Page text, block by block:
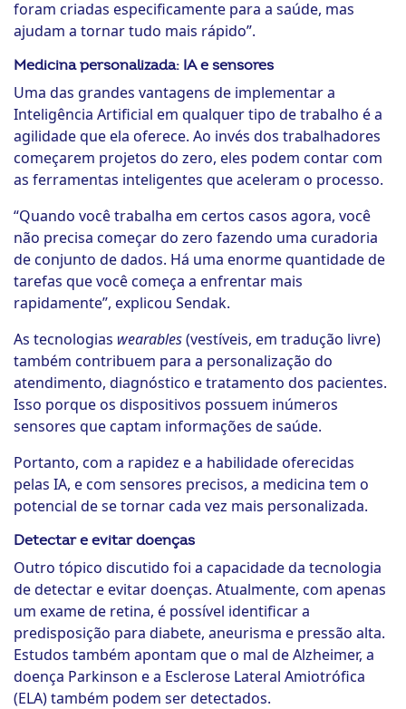
foram criadas especificamente para a saúde, mas
ajudam a tornar tudo mais rápido”.
Medicina personalizada: IA e sensores
Uma das grandes vantagens de implementar a
Inteligência Artificial em qualquer tipo de trabalho é a
agilidade que ela oferece. Ao invés dos trabalhadores
começarem projetos do zero, eles podem contar com
as ferramentas inteligentes que aceleram o processo.
“Quando você trabalha em certos casos agora, você
não precisa começar do zero fazendo uma curadoria
de conjunto de dados. Há uma enorme quantidade de
tarefas que você começa a enfrentar mais
rapidamente”, explicou Sendak.
As tecnologias wearables(vestíveis, em tradução livre)
também contribuem para a personalização do
atendimento, diagnóstico e tratamento dos pacientes.
Isso porque os dispositivos possuem inúmeros
sensores que captam informações de saúde.
Portanto, com a rapidez e a habilidade oferecidas
pelas IA, e com sensores precisos, a medicina tem o
potencial de se tornar cada vez mais personalizada.
Detectar e evitar doenças
Outro tópico discutido foi a capacidade da tecnologia
de detectar e evitar doenças. Atualmente, com apenas
um exame de retina, é possível identificar a
predisposição para diabete, aneurisma e pressão alta.
Estudos também apontam que o mal de Alzheimer, a
doença Parkinson e a Esclerose Lateral Amiotrófica
(ELA) também podem ser detectados.